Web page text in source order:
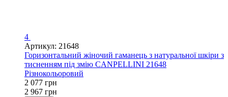
4
Артикул: 21648
Горизонтальний жіночий гаманець з натуральної шкіри з
тисненням під змію CANPELLINI 21648
Різнокольоровий
2 077 грн
2 967 грн